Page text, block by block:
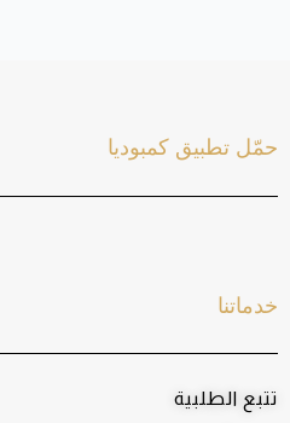
خدماتنا
تتبع الطلبية
حمّل تطبيق كمبوديا